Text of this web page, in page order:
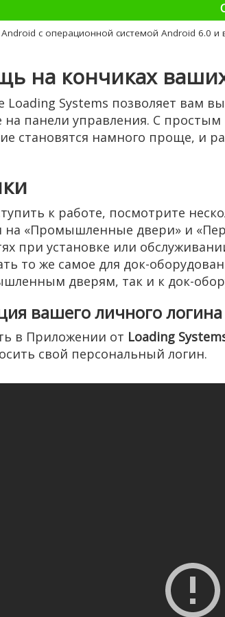
с операционной системой Android 6.0 и
на кончиках
Loading Systems позволяет вам
на панели управления. С
становятся намного проще, и
к работе, посмотрите
на «Промышленные двери» и
при установке или
то же самое для док-
дверям, так и к док-
вашего личного логина
в Приложении от Loading
свой персональный логин.